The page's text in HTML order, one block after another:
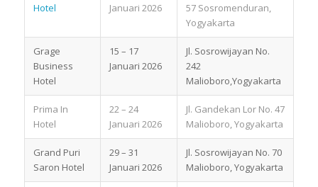
Hotel
Januari 2026
57 Sosromenduran,
Yogyakarta
Grage
Business
Hotel
15 – 17
Januari 2026
Jl. Sosrowijayan No.
242
Malioboro,Yogyakarta
Prima In
Hotel
22 – 24
Januari 2026
Jl. Gandekan Lor No. 47
Malioboro, Yogyakarta
Grand Puri
Saron Hotel
29 – 31
Januari 2026
Jl. Sosrowijayan No. 70
Malioboro, Yogyakarta